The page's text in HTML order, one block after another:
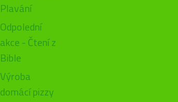
Plavání
Odpolední
akce - Čtení z
Bible
Výroba
domácí pizzy